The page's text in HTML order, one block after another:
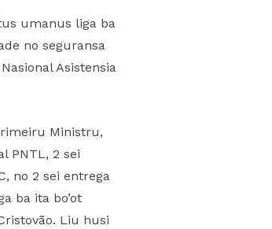
umanus liga ba
no seguransa
Asistensia
Ministru,
PNTL, 2 sei
no 2 sei entrega
ba ita bo’ot
Liu husi